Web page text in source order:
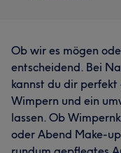
Ob wir es mögen
entscheidend. Bei
kannst du dir
Wimpern und ein
lassen. Ob
oder Abend Make-